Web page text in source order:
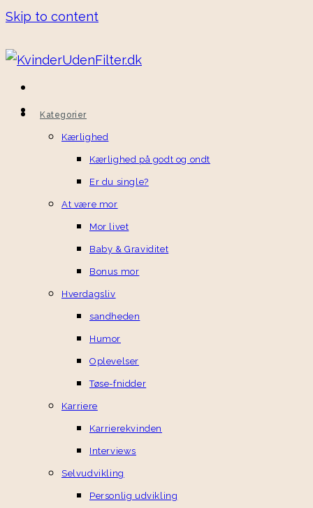
Skip to content
Kategorier
Kærlighed
Kærlighed på godt og ondt
Er du single?
At være mor
Mor livet
Baby & Graviditet
Bonus mor
Hverdagsliv
sandheden
Humor
Oplevelser
Tøse-fnidder
Karriere
Karrierekvinden
Interviews
Selvudvikling
Personlig udvikling